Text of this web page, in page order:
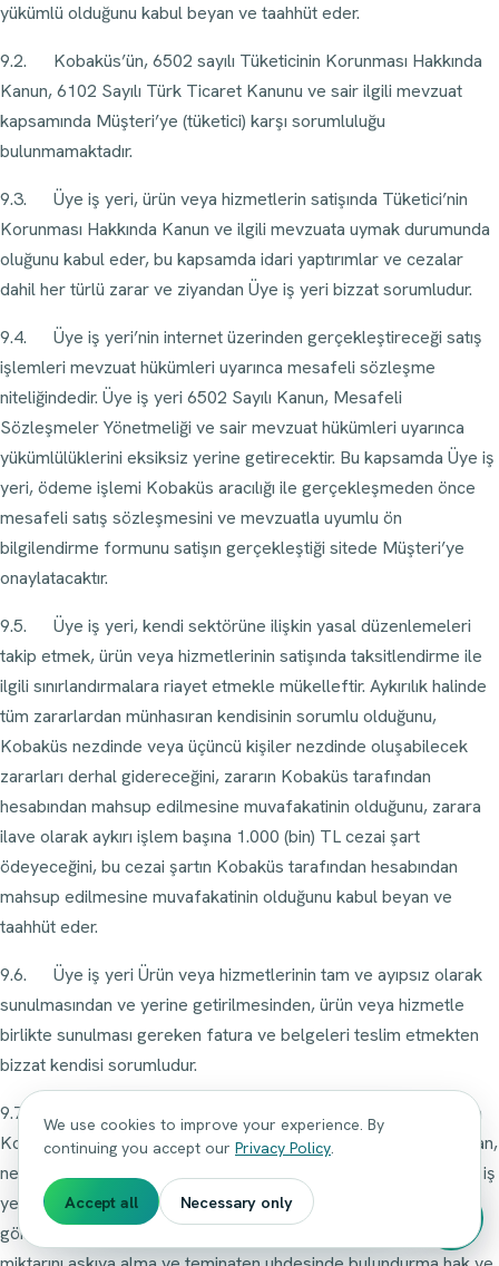
yükümlü olduğunu kabul beyan ve taahhüt eder.
9.2. Kobaküs’ün, 6502 sayılı Tüketicinin Korunması Hakkında
Kanun, 6102 Sayılı Türk Ticaret Kanunu ve sair ilgili mevzuat
kapsamında Müşteri’ye (tüketici) karşı sorumluluğu
bulunmamaktadır.
9.3. Üye iş yeri, ürün veya hizmetlerin satişında Tüketici’nin
Korunması Hakkında Kanun ve ilgili mevzuata uymak durumunda
oluğunu kabul eder, bu kapsamda idari yaptırımlar ve cezalar
dahil her türlü zarar ve ziyandan Üye iş yeri bizzat sorumludur.
9.4. Üye iş yeri’nin internet üzerinden gerçekleştireceği satış
işlemleri mevzuat hükümleri uyarınca mesafeli sözleşme
niteliğindedir. Üye iş yeri 6502 Sayılı Kanun, Mesafeli
Sözleşmeler Yönetmeliği ve sair mevzuat hükümleri uyarınca
yükümlülüklerini eksiksiz yerine getirecektir. Bu kapsamda Üye iş
yeri, ödeme işlemi Kobaküs aracılığı ile gerçekleşmeden önce
mesafeli satış sözleşmesini ve mevzuatla uyumlu ön
bilgilendirme formunu satişın gerçekleştiği sitede Müşteri’ye
onaylatacaktır.
9.5. Üye iş yeri, kendi sektörüne ilişkin yasal düzenlemeleri
takip etmek, ürün veya hizmetlerinin satişında taksitlendirme ile
ilgili sınırlandırmalara riayet etmekle mükelleftir. Aykırılık halinde
tüm zararlardan münhasıran kendisinin sorumlu olduğunu,
Kobaküs nezdinde veya üçüncü kişiler nezdinde oluşabilecek
zararları derhal gidereceğini, zararın Kobaküs tarafından
hesabından mahsup edilmesine muvafakatinin olduğunu, zarara
ilave olarak aykırı işlem başına 1.000 (bin) TL cezai şart
ödeyeceğini, bu cezai şartın Kobaküs tarafından hesabından
mahsup edilmesine muvafakatinin olduğunu kabul beyan ve
taahhüt eder.
9.6. Üye iş yeri Ürün veya hizmetlerinin tam ve ayıpsız olarak
sunulmasından ve yerine getirilmesinden, ürün veya hizmetle
birlikte sunulması gereken fatura ve belgeleri teslim etmekten
bizzat kendisi sorumludur.
9.7. Kobaküs’ün Müşteri veya diğer üçüncü kişiler tarafından
Kobaküs’e yöneltilecek her türlü iddia, talep, şikayet ve davadan,
neticede verilecek yargı kararlarından kaynaklı sorumluluk Üye iş
yeri’ne aittir. Kobaküs zarar tehlikesi halinde Üye iş yeri’ne
göndereceği bedellerden muhtemel zarara karşılık gelecek
We use cookies to improve your experience. By
continuing you accept our Privacy Policy.
Accept all Necessary only